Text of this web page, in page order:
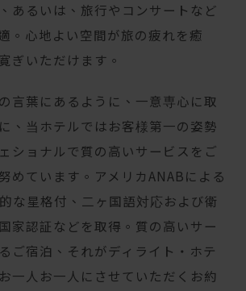
あるいは、旅行やコンサートなど
。心地よい空間が旅の疲れを癒
ぎいただけます。
言葉にあるように、一意専心に取
、当ホテルではお客様第一の姿勢
ショナルで質の高いサービスをご
めています。アメリカANABによる
な星格付、二ヶ国語対応および衛
家認証などを取得。質の高いサー
ご宿泊、それがディライト・ホテ
一人お一人にさせていただくお約